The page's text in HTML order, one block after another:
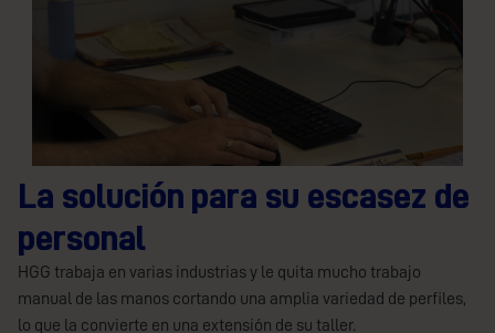
La solución para su escasez de
personal
HGG trabaja en varias industrias y le quita mucho trabajo
manual de las manos cortando una amplia variedad de perfiles,
lo que la convierte en una extensión de su taller.